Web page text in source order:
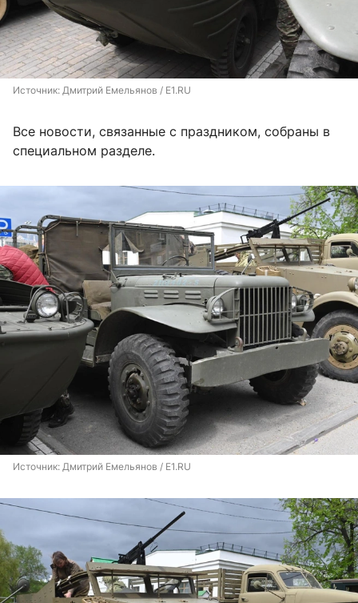
Источник: Дмитрий Емельянов / E1.RU
Все новости, связанные с праздником, собраны в
специальном разделе.
Источник: Дмитрий Емельянов / E1.RU